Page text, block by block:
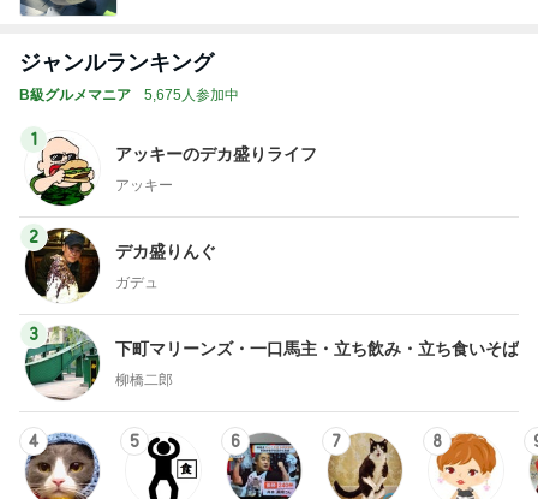
ジャンルランキング
B級グルメマニア 5,675人参加中
1
アッキーのデカ盛りライフ
アッキー
2
デカ盛りんぐ
ガデュ
3
下町マリーンズ・一口馬主・立ち飲み・立ち食いそば
柳橋二郎
4 5 6 7 8